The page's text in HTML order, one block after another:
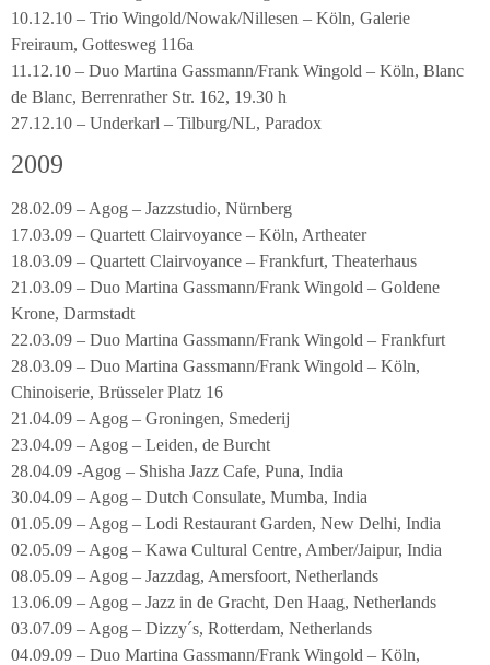
10.12.10 – Trio Wingold/Nowak/Nillesen – Köln, Galerie
Freiraum, Gottesweg 116a
11.12.10 – Duo Martina Gassmann/Frank Wingold – Köln, Blanc
de Blanc, Berrenrather Str. 162, 19.30 h
27.12.10 – Underkarl – Tilburg/NL, Paradox
2009
28.02.09 – Agog – Jazzstudio, Nürnberg
17.03.09 – Quartett Clairvoyance – Köln, Artheater
18.03.09 – Quartett Clairvoyance – Frankfurt, Theaterhaus
21.03.09 – Duo Martina Gassmann/Frank Wingold – Goldene
Krone, Darmstadt
22.03.09 – Duo Martina Gassmann/Frank Wingold – Frankfurt
28.03.09 – Duo Martina Gassmann/Frank Wingold – Köln,
Chinoiserie, Brüsseler Platz 16
21.04.09 – Agog – Groningen, Smederij
23.04.09 – Agog – Leiden, de Burcht
28.04.09 -Agog – Shisha Jazz Cafe, Puna, India
30.04.09 – Agog – Dutch Consulate, Mumba, India
01.05.09 – Agog – Lodi Restaurant Garden, New Delhi, India
02.05.09 – Agog – Kawa Cultural Centre, Amber/Jaipur, India
08.05.09 – Agog – Jazzdag, Amersfoort, Netherlands
13.06.09 – Agog – Jazz in de Gracht, Den Haag, Netherlands
03.07.09 – Agog – Dizzy´s, Rotterdam, Netherlands
04.09.09 – Duo Martina Gassmann/Frank Wingold – Köln,